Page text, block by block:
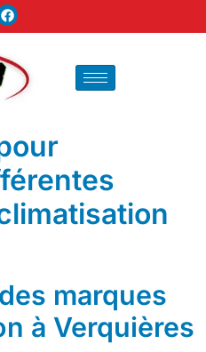
marques
à Verquières